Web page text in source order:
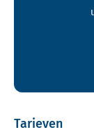
Tarieven